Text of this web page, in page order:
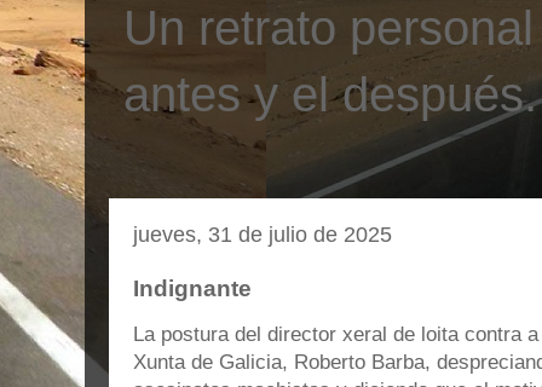
Un retrato
antes y el después.
jueves, 31 de julio de 2025
Indignante
La postura del director xeral de loita contra
Xunta de Galicia, Roberto Barba,